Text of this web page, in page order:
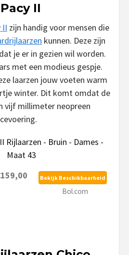
II
II zijn handig voor mensen die
kunnen. Deze zijn
je er in gezien wil worden.
met een modieus gespje.
laarzen jouw voeten warm
winter. Dit komt omdat de
vijf millimeter neopreen
Rijlaarzen - Bruin - Dames -
Maat 43
Bekijk Beschikbaarheid
Bol.com